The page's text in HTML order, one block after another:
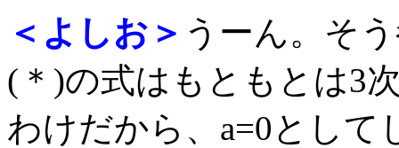
＜よしお＞ うーん。そ
(＊)の式はもともとは3
わけだから、a=0として